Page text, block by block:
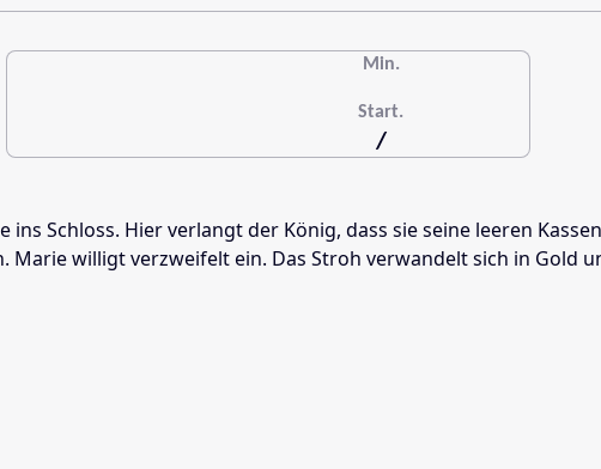
Min.
Start.
/
Schloss. Hier verlangt der König, dass sie seine leeren
willigt verzweifelt ein. Das Stroh verwandelt sich in